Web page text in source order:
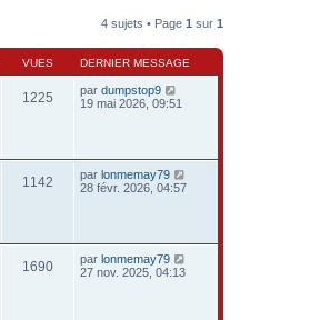
4 sujets • Page 1 sur 1
VUES DERNIER MESSAGE
1225 par dumpstop9
19 mai 2026, 09:51
1142 par lonmemay79
28 févr. 2026, 04:57
1690 par lonmemay79
27 nov. 2025, 04:13